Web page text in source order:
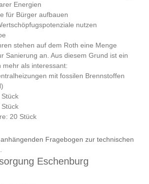
Energien
für Bürger aufbauen
nutzen
stehen auf dem Roth eine Menge
Sanierung an. Aus diesem Grund ist ein
mehr als interessant:
mit fossilen Brennstoffen
20 Stück
Fragebogen zur technischen
Eschenburg